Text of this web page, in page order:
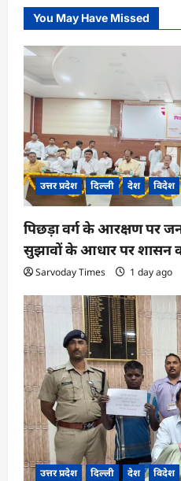
You May Have Missed
उत्तर प्रदेश दिल्ली देश विदेश
पिछड़ा वर्ग के आरक्षण पर
सुझावों के आधार पर शासन
Sarvoday Times 1 day ago
उत्तर प्रदेश दिल्ली देश विदेश